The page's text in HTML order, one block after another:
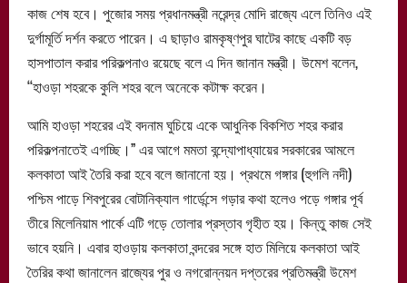
কাজ শেষ হবে। পুজোর সময় প্রধানমন্ত্রী নরেন্দ্র মোদি রাজ্যে এলে তিনিও এই
দুর্গামূর্তি দর্শন করতে পারেন। এ ছাড়াও রামকৃষ্ণপুর ঘাটের কাছে একটি বড়
হাসপাতাল করার পরিকল্পনাও রয়েছে বলে এ দিন জানান মন্ত্রী। উমেশ বলেন,
‘‘হাওড়া শহরকে কুলি শহর বলে অনেকে কটাক্ষ করেন।
আমি হাওড়া শহরের এই বদনাম ঘুচিয়ে একে আধুনিক বিকশিত শহর করার
পরিকল্পনাতেই এগচ্ছি।” এর আগে মমতা বন্দ্যোপাধ্যায়ের সরকারের আমলে
কলকাতা আই তৈরি করা হবে বলে জানানো হয়। প্রথমে গঙ্গার (হুগলি নদী)
পশ্চিম পাড়ে শিবপুরের বোটানিক্যাল গার্ডেন্সে গড়ার কথা হলেও পড়ে গঙ্গার পূর্ব
তীরে মিলেনিয়াম পার্কে এটি গড়ে তোলার প্রস্তাব গৃহীত হয়। কিন্তু কাজ সেই
ভাবে হয়নি। এবার হাওড়ায় কলকাতা বন্দরের সঙ্গে হাত মিলিয়ে কলকাতা আই
তৈরির কথা জানালেন রাজ্যের পুর ও নগরোন্নয়ন দপ্তরের প্রতিমন্ত্রী উমেশ